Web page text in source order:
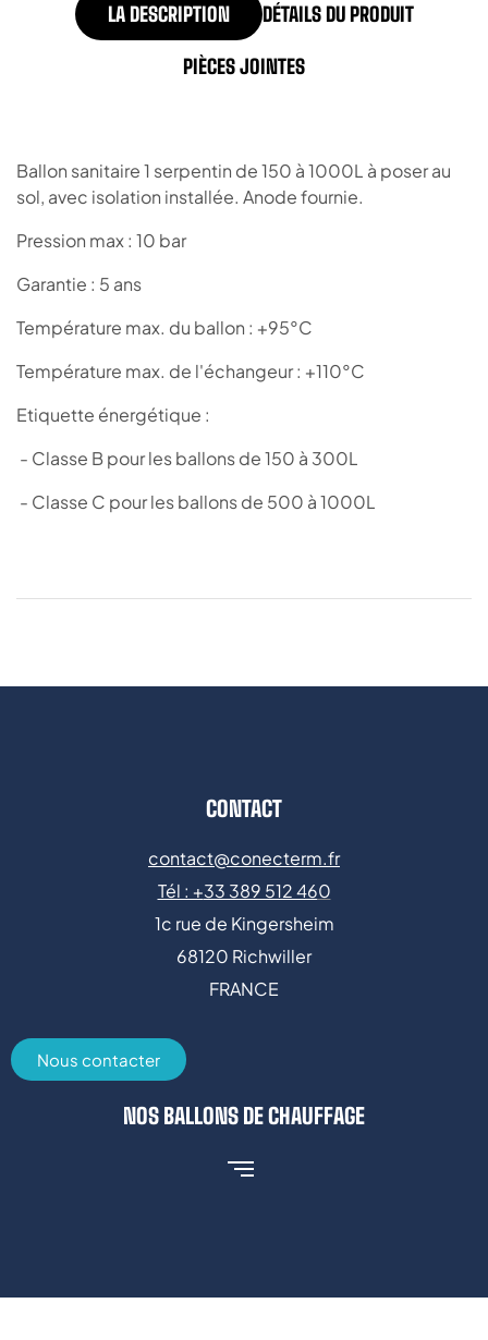
LA DESCRIPTION DÉTAILS DU PRODUIT
PIÈCES JOINTES
Ballon sanitaire 1 serpentin de 150 à 1000L à poser au
sol, avec isolation installée. Anode fournie.
Pression max : 10 bar
Garantie : 5 ans
Température max. du ballon : +95°C
Température max. de l'échangeur : +110°C
Etiquette énergétique :
- Classe B pour les ballons de 150 à 300L
- Classe C pour les ballons de 500 à 1000L
CONTACT
contact@conecterm.fr
Tél : +33 389 512 460
1c rue de Kingersheim
68120 Richwiller
FRANCE
Nous contacter
NOS BALLONS DE CHAUFFAGE